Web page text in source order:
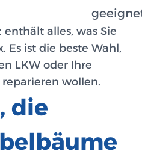
alles, was Sie
Es ist die beste Wahl,
LKW oder Ihre
wollen.
die